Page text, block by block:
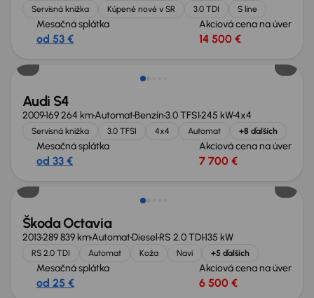
Servisná knižka Kúpené nové v SR 3.0 TDI S line
Mesačná splátka
od 53 €
Akciová cena na úver
14 500 €
Zlacnené o 4 000 €
Audi S4
2009169 264 kmAutomatBenzín3.0 TFSI245 kW4x4
Servisná knižka 3.0 TFSI 4x4 Automat +8 ďalších
Mesačná splátka
od 33 €
Akciová cena na úver
7 700 €
Škoda Octavia
2013289 839 kmAutomatDiesel RS 2.0 TDI135 kW
RS 2.0 TDI Automat Koža Navi +5 ďalších
Mesačná splátka
od 25 €
Akciová cena na úver
6 500 €
Zlacnené o 1 900 €